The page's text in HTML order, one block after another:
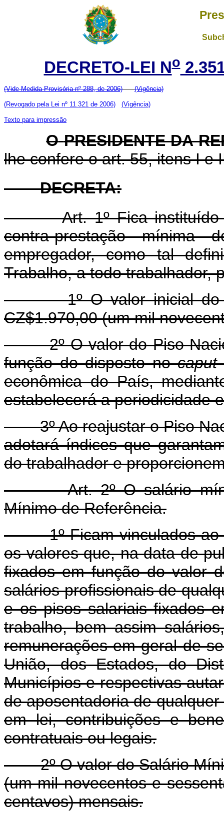
DECRETO-LEI No
(Vide Medida Provisória nº 288, de 2006) (Vigência)
(Revogado pela Lei nº 11.321 de 2006) (Vigência)
Texto para impressão
O PRESIDENTE DA
lhe confere o art. 55, itens I e
DECRETA:
Art. 1º Fica instituído o
contra-prestação mínima
empregador, como tal
Trabalho, a todo trabalhador,
1º O valor inicial do
CZ$1.970,00 (um mil
2º O valor do Piso
função do disposto nocaput
econômica do País,
estabelecerá a periodicidade
3º Ao reajustar o Piso
adotará índices que
do trabalhador e
Art. 2º O salário
Mínimo de Referência.
1º Ficam vinculados ao
os valores que, na data de
fixados em função do valor
salários profissionais de
e os pisos salariais fixados
trabalho, bem assim
remunerações em geral de
União, dos Estados, do
Municípios e respectivas
de aposentadoria de
em lei, contribuições e
contratuais ou legais.
2º O valor do Salário
(um mil novecentos e
centavos) mensais.